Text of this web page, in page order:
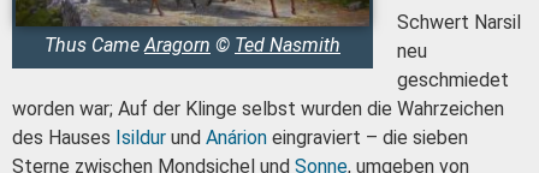
Thus CameAragorn © Ted Nasmith
Schwert Narsil
neu
geschmiedet
worden war; Auf der Klinge selbst wurden die Wahrzeichen
des Hauses Isildur und Anárion eingraviert – die sieben
Sterne zwischen Mondsichel und Sonne, umgeben von